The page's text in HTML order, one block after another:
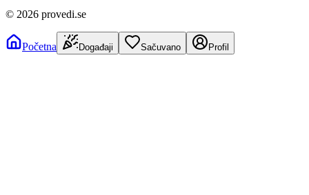
© 2026 provedi.se
Početna Događaji Sačuvano Profil